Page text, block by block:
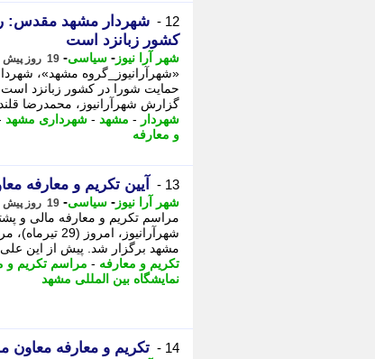
12 -
شهردار مشهد مقدس:
کشور زبانزد است
شهر آرا نیوز - سیاسی- 19 روز پیش - دوشنبه 29 تیر 1405، 09:42
«شهرآرانیوز_گروه مشهد»،
حمایت شورا در کشور زبانزد
گزارش شهرآرانیوز، محمدرضا
شهردار - مشهد - شهرداری مشهد
و معارفه
13 - آیین تکریم و معارفه معاون
شهر آرا نیوز - سیاسی- 19 روز پیش - دوشنبه 29 تیر 1405، 08:02
مراسم تکریم و معارفه مالی و
شهرآرانیوز،
مشهد برگزار شد. پیش از این علی
تکریم و معارفه - مراسم تکریم و
نمایشگاه بین المللی مشهد
14 - تکریم و معارفه معاون مالی